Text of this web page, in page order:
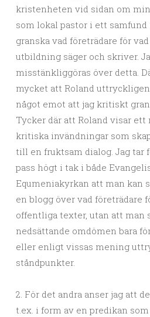
kristenheten vid sidan om
som lokal pastor i ett
granska vad företrädare för
utbildning säger och skriver.
misstänkliggöras över detta.
mycket att Roland
något emot att jag kritiskt
Tycker där att Roland visar
kritiska invändningar som
till en fruktsam dialog. Jag tar
pass högt i tak i både
Equmeniakyrkan att man kan
en blogg över vad företrädare
offentliga texter, utan att man
nedsättande omdömen bara
eller enligt vissas mening
ståndpunkter.
2. För det andra anser jag att
t.ex. i form av en predikan